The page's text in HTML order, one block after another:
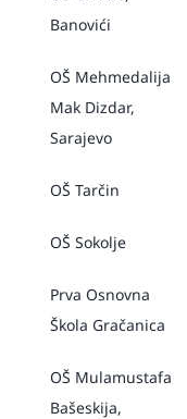
Banovići
OŠ Mehmedalija
Mak Dizdar,
Sarajevo
OŠ Tarčin
OŠ Sokolje
Prva Osnovna
Škola Gračanica
OŠ Mulamustafa
Bašeskija,